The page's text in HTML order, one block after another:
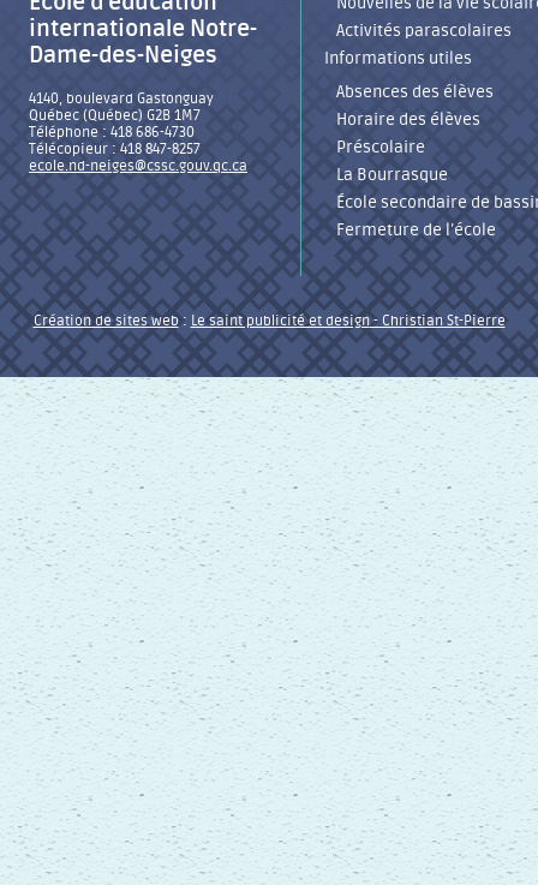
internationale Notre-
Dame-des-Neiges
4140, boulevard Gastonguay
Québec (Québec) G2B 1M7
Téléphone : 418 686-4730
Télécopieur : 418 847-8257
ecole.nd-neiges@cssc.gouv.qc.ca
Activités parascolaires
Informations utiles
Absences des élèves
Horaire des élèves
Préscolaire
La Bourrasque
École secondaire de
Fermeture de l’école
Création de sites web: Le saint publicité et design- Christian St-Pierre